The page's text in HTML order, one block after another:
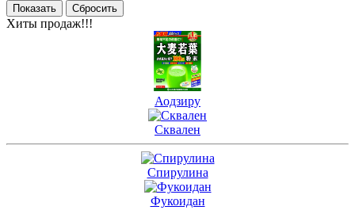
Хиты продаж!!!
Аодзиру
Сквален
Спирулина
Фукоидан